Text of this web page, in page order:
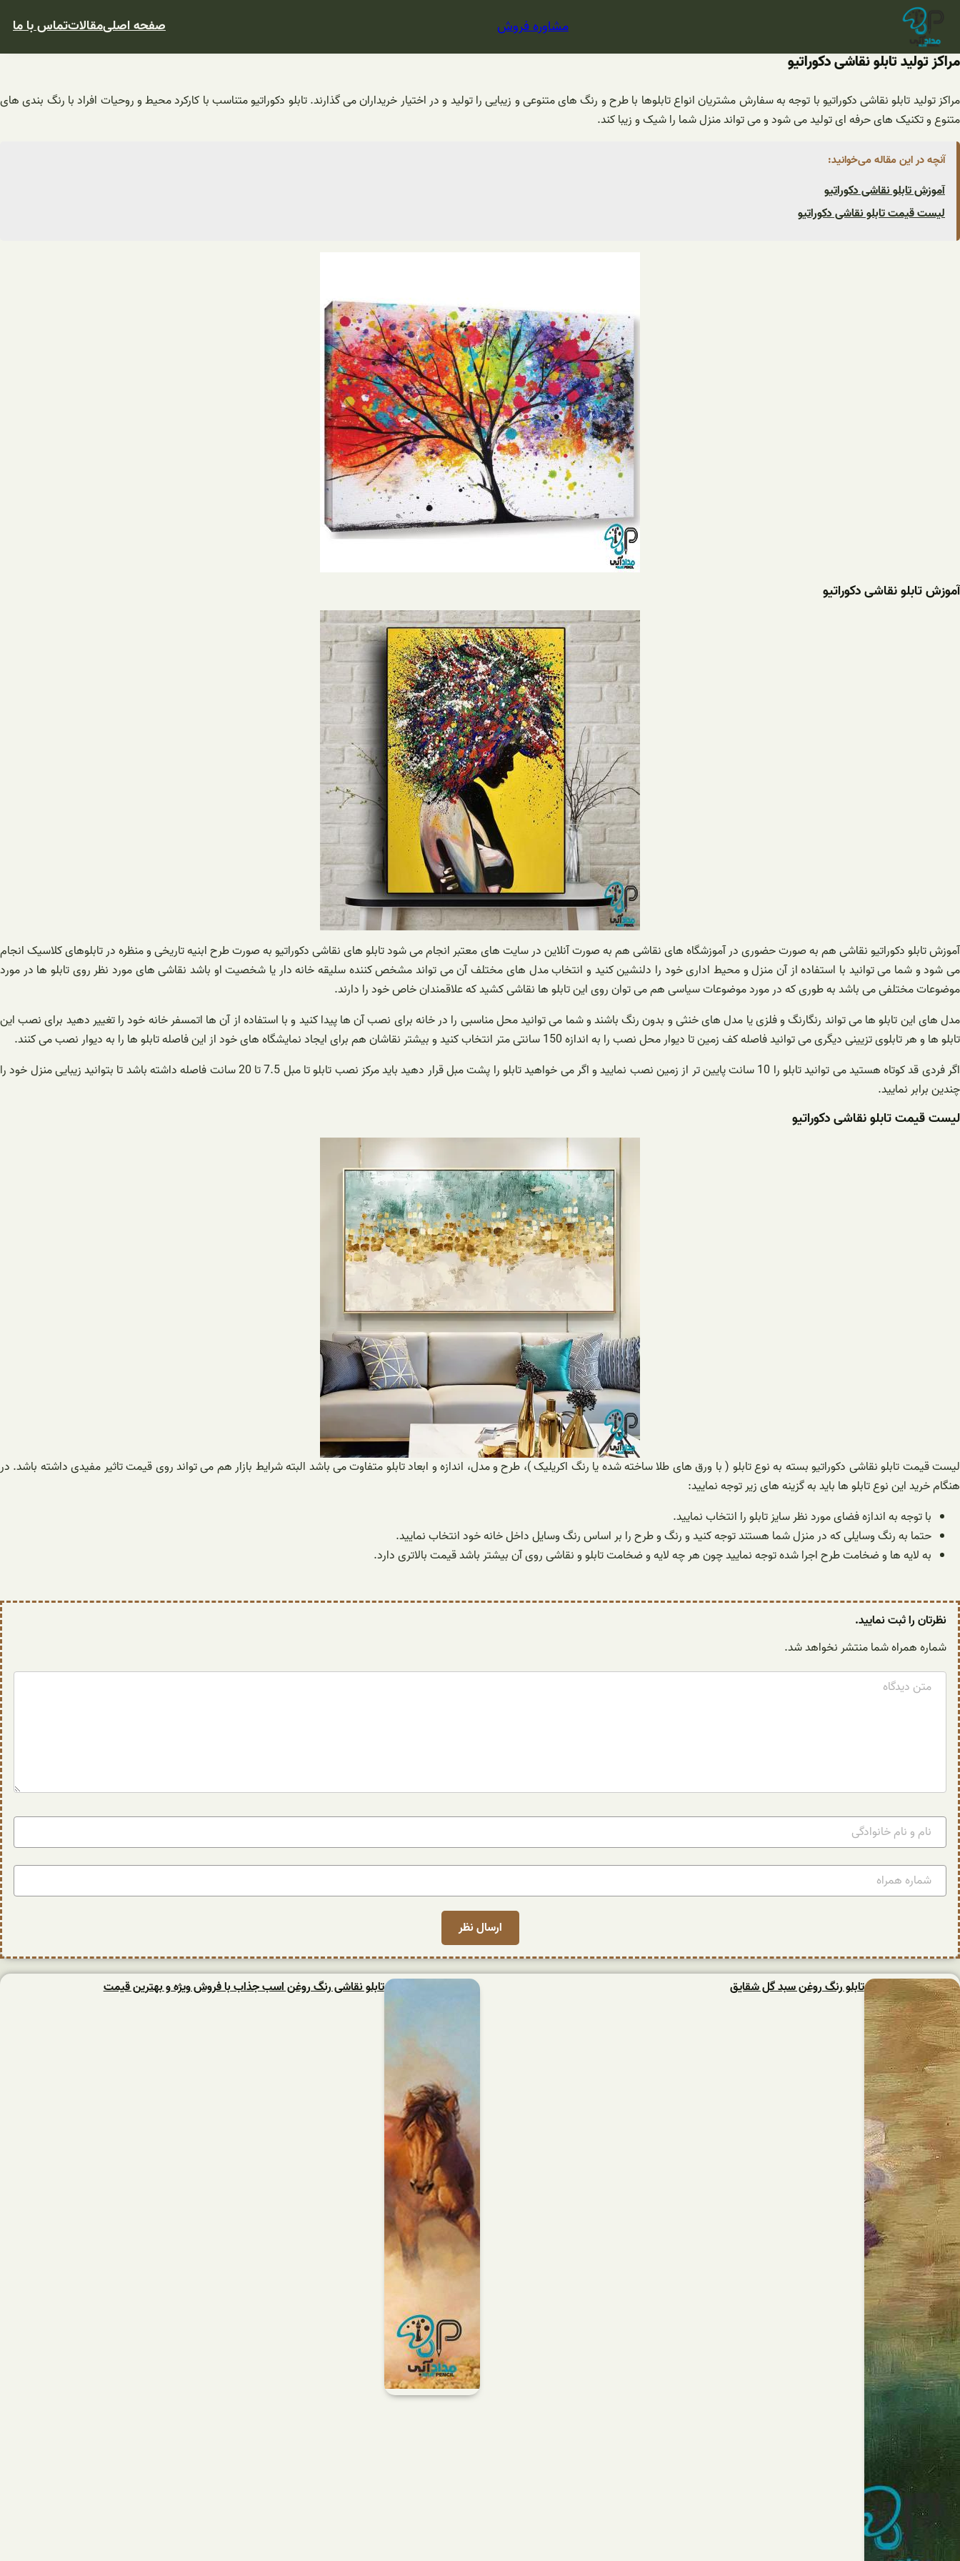
محتوا
مشاوره فروش صفحه اصلیمقالاتتماس با ما
مراکز تولید تابلو نقاشی دکوراتیو
مراکز تولید تابلو نقاشی دکوراتیو با توجه به سفارش مشتریان انواع تابلوها با طرح و رنگ های متنوعی و زیبایی را تولید و در اختیار خریداران می گذارند. تابلو دکوراتیو متناسب با کارکرد محیط و روحیات افراد با رنگ بندی های
متنوع و تکنیک های حرفه ای تولید می شود و می تواند منزل شما را شیک و زیبا کند.
آنچه در این مقاله می‌خوانید:
آموزش تابلو نقاشی دکوراتیو
لیست قیمت تابلو نقاشی دکوراتیو
آموزش تابلو نقاشی دکوراتیو
آموزش تابلو دکوراتیو نقاشی هم به صورت حضوری در آموزشگاه های نقاشی هم به صورت آنلاین در سایت های معتبر انجام می شود تابلو های نقاشی دکوراتیو به صورت طرح ابنیه تاریخی و منظره در تابلوهای کلاسیک انجام
می شود و شما می توانید با استفاده از آن منزل و محیط اداری خود را دلنشین کنید و انتخاب مدل های مختلف آن می تواند مشخص کننده سلیقه خانه دار یا شخصیت او باشد نقاشی های مورد نظر روی تابلو ها در مورد
موضوعات مختلفی می باشد به طوری که در مورد موضوعات سیاسی هم می توان روی این تابلو ها نقاشی کشید که علاقمندان خاص خود را دارند.
مدل های این تابلو ها می تواند رنگارنگ و فلزی یا مدل های خنثی و بدون رنگ باشند و شما می توانید محل مناسبی را در خانه برای نصب آن ها پیدا کنید و با استفاده از آن ها اتمسفر خانه خود را تغییر دهید برای نصب این
تابلو ها و هر تابلوی تزیینی دیگری می توانید فاصله کف زمین تا دیوار محل نصب را به اندازه 150 سانتی متر انتخاب کنید و بیشتر نقاشان هم برای ایجاد نمایشگاه های خود از این فاصله تابلو ها را به دیوار نصب می کنند.
اگر فردی قد کوتاه هستید می توانید تابلو را 10 سانت پایین تر از زمین نصب نمایید و اگر می خواهید تابلو را پشت مبل قرار دهید باید مرکز نصب تابلو تا مبل 7.5 تا 20 سانت فاصله داشته باشد تا بتوانید زیبایی منزل خود را
چندین برابر نمایید.
لیست قیمت تابلو نقاشی دکوراتیو
لیست قیمت تابلو نقاشی دکوراتیو بسته به نوع تابلو ( با ورق های طلا ساخته شده یا رنگ اکریلیک )، طرح و مدل، اندازه و ابعاد تابلو متفاوت می باشد البته شرایط بازار هم می تواند روی قیمت تاثیر مفیدی داشته باشد. در
هنگام خرید این نوع تابلو ها باید به گزینه های زیر توجه نمایید:
با توجه به اندازه فضای مورد نظر سایز تابلو را انتخاب نمایید.
حتما به رنگ وسایلی که در منزل شما هستند توجه کنید و رنگ و طرح را بر اساس رنگ وسایل داخل خانه خود انتخاب نمایید.
به لایه ها و ضخامت طرح اجرا شده توجه نمایید چون هر چه لایه و ضخامت تابلو و نقاشی روی آن بیشتر باشد قیمت بالاتری دارد.
نظرتان را ثبت نمایید.
شماره همراه شما منتشر نخواهد شد.
تابلو رنگ روغن سبد گل شقایق تابلو نقاشی رنگ روغن اسب جذاب با فروش ویژه و بهترین قیمت